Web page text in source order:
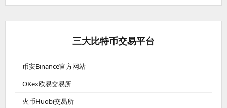
三大比特币交易平台
币安Binance官方网站
OKex欧易交易所
火币Huobi交易所